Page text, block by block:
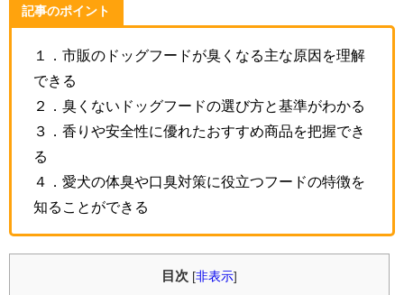
記事のポイント
１．市販のドッグフードが臭くなる主な原因を理解
できる
２．臭くないドッグフードの選び方と基準がわかる
３．香りや安全性に優れたおすすめ商品を把握でき
る
４．愛犬の体臭や口臭対策に役立つフードの特徴を
知ることができる
目次 [非表示]